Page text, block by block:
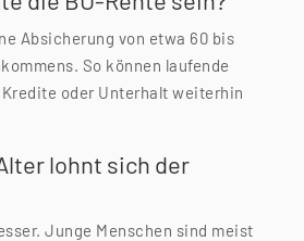
Absicherung von etwa 60 bis
So können laufende
oder Unterhalt weiterhin
lohnt sich der
Junge Menschen sind meist